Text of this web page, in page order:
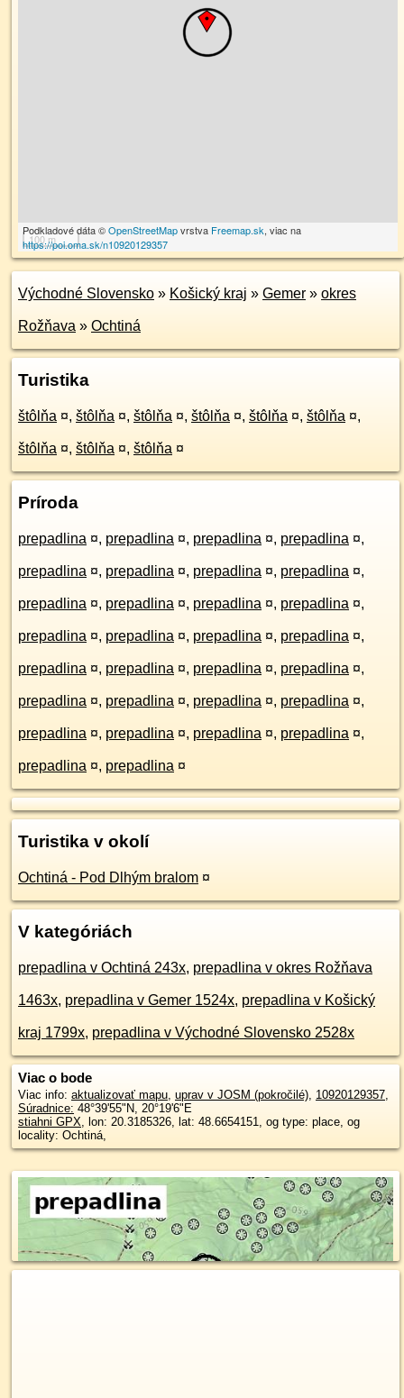
100 m
Podkladové dáta ©OpenStreetMapvrstva Freemap.sk, viac na
https://poi.oma.sk/n10920129357
Východné Slovensko » Košický kraj » Gemer » okres
Rožňava » Ochtiná
Turistika
štôlňa ¤, štôlňa ¤, štôlňa ¤, štôlňa ¤, štôlňa ¤, štôlňa ¤,
štôlňa ¤, štôlňa ¤, štôlňa ¤
Príroda
prepadlina ¤, prepadlina ¤, prepadlina ¤, prepadlina ¤,
prepadlina ¤, prepadlina ¤, prepadlina ¤, prepadlina ¤,
prepadlina ¤, prepadlina ¤, prepadlina ¤, prepadlina ¤,
prepadlina ¤, prepadlina ¤, prepadlina ¤, prepadlina ¤,
prepadlina ¤, prepadlina ¤, prepadlina ¤, prepadlina ¤,
prepadlina ¤, prepadlina ¤, prepadlina ¤, prepadlina ¤,
prepadlina ¤, prepadlina ¤, prepadlina ¤, prepadlina ¤,
prepadlina ¤, prepadlina ¤
Turistika v okolí
Ochtiná - Pod Dlhým bralom ¤
V kategóriách
prepadlina v Ochtiná 243x, prepadlina v okres Rožňava
1463x, prepadlina v Gemer 1524x, prepadlina v Košický
kraj 1799x, prepadlina v Východné Slovensko 2528x
Viac o bode
Viac info: aktualizovať mapu, uprav v JOSM (pokročilé), 10920129357,
Súradnice: 48°39'55"N, 20°19'6"E
stiahni GPX, lon: 20.3185326, lat: 48.6654151, og type: place, og
locality: Ochtiná,